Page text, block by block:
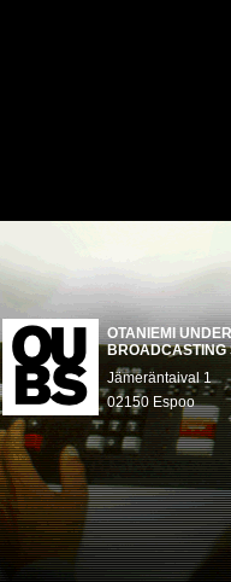
OTANIEMI
BROADCASTING
Jämeräntaival 1
02150 Espoo